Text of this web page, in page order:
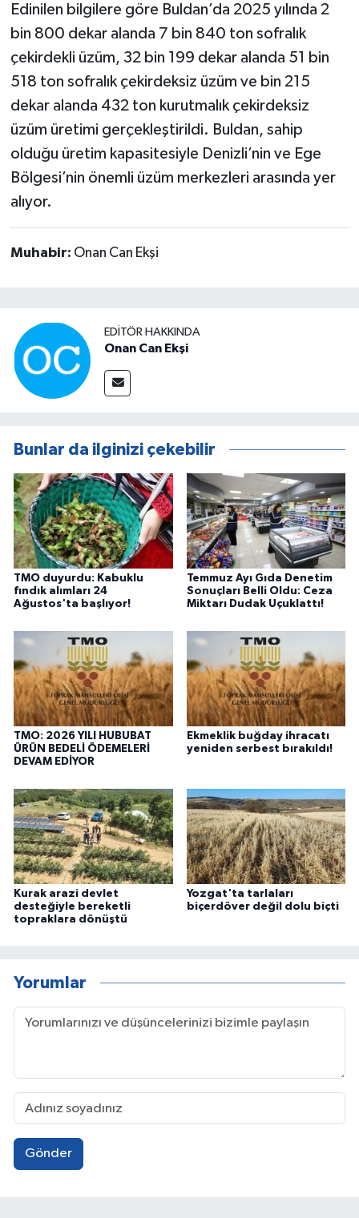
Edinilen bilgilere göre Buldan’da 2025 yılında 2
bin 800 dekar alanda 7 bin 840 ton sofralık
çekirdekli üzüm, 32 bin 199 dekar alanda 51 bin
518 ton sofralık çekirdeksiz üzüm ve bin 215
dekar alanda 432 ton kurutmalık çekirdeksiz
üzüm üretimi gerçekleştirildi. Buldan, sahip
olduğu üretim kapasitesiyle Denizli’nin ve Ege
Bölgesi’nin önemli üzüm merkezleri arasında yer
alıyor.
Muhabir: Onan Can Ekşi
EDITÖR HAKKINDA
Onan Can Ekşi
Bunlar da ilginizi çekebilir
TMO duyurdu: Kabuklu
fındık alımları 24
Ağustos'ta başlıyor!
Temmuz Ayı Gıda Denetim
Sonuçları Belli Oldu: Ceza
Miktarı Dudak Uçuklattı!
TMO: 2026 YILI HUBUBAT
ÜRÜN BEDELİ ÖDEMELERİ
DEVAM EDİYOR
Ekmeklik buğday ihracatı
yeniden serbest bırakıldı!
Kurak arazi devlet
desteğiyle bereketli
topraklara dönüştü
Yozgat'ta tarlaları
biçerdöver değil dolu biçti
Yorumlar
Gönder